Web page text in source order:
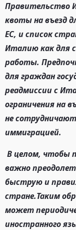
Правительство
квоты на въезд
ЕС, и список
Италию как для
работы.
для граждан
реадмиссии с
ограничения на
не сотрудничают
иммиграцией.
В целом, чтобы
важно
быструю и
стране.Таким
может
иностранного